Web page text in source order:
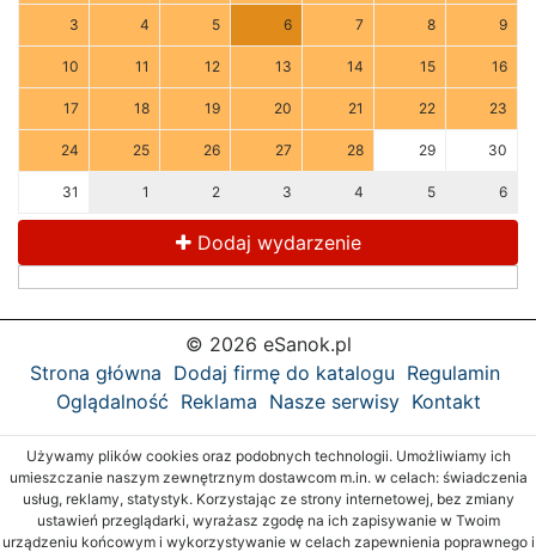
3 4 5 6 7 8 9
10 11 12 13 14 15 16
17 18 19 20 21 22 23
24 25 26 27 28 29 30
31 1 2 3 4 5 6
Dodaj wydarzenie
© 2026 eSanok.pl
Strona główna Dodaj firmę do katalogu Regulamin
Oglądalność Reklama Nasze serwisy Kontakt
Używamy plików cookies oraz podobnych technologii. Umożliwiamy ich
umieszczanie naszym zewnętrznym dostawcom m.in. w celach: świadczenia
usług, reklamy, statystyk. Korzystając ze strony internetowej, bez zmiany
ustawień przeglądarki, wyrażasz zgodę na ich zapisywanie w Twoim
urządzeniu końcowym i wykorzystywanie w celach zapewnienia poprawnego i